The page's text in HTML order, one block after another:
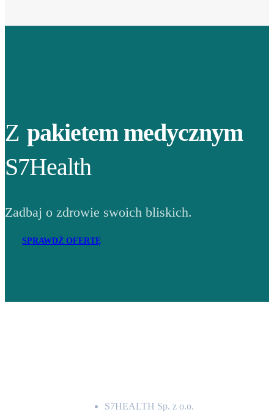
Z pakietem medycznym
S7Health
Zadbaj o zdrowie swoich bliskich.
SPRAWDŹ OFERTĘ
S7HEALTH Sp. z o.o.